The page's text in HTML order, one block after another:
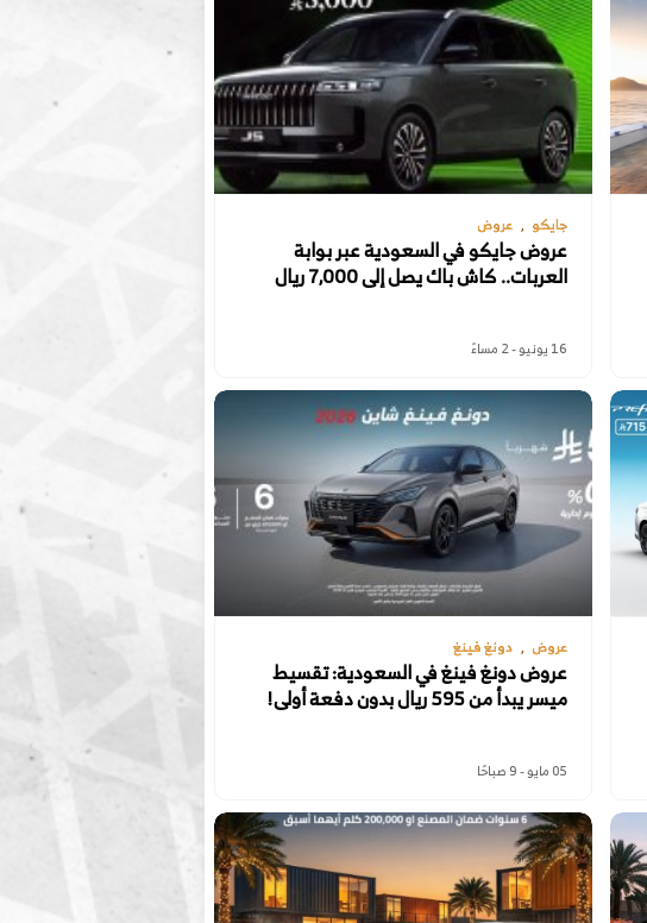
جايكو عروض
عروض جايكو في السعودية عبر بوابة
العربات.. كاش باك يصل إلى 7,000 ريال
16 يونيو - 2 مساءً
عروض دونغ فينغ
عروض دونغ فينغ في السعودية: تقسيط
ميسر يبدأ من 595 ريال بدون دفعة أولى!
05 مايو - 9 صباحًا